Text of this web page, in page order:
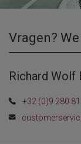
Vragen?
Richard Wolf
+32 (0)9 280